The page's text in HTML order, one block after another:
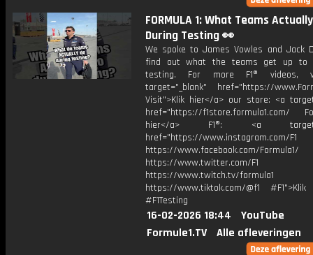
FORMULA 1: What Teams
During Testing 👀
We spoke to James Vowles and Jack
find out what the teams get up to
testing. For more F1® videos,
target="_blank" href="https://
Visit">Klik hier</a> our store: <a
href="https://f1store.formula1.com/
hier</a> F1®: <a
href="https://www.instagram.com/F1
https://www.facebook.com/Formula1/
https://www.twitter.com/F1
https://www.twitch.tv/formula1
https://www.tiktok.com/@f1
#F1Testing
16-02-2026 18:44
YouTube
Formule1.TV
Alle afleveringen